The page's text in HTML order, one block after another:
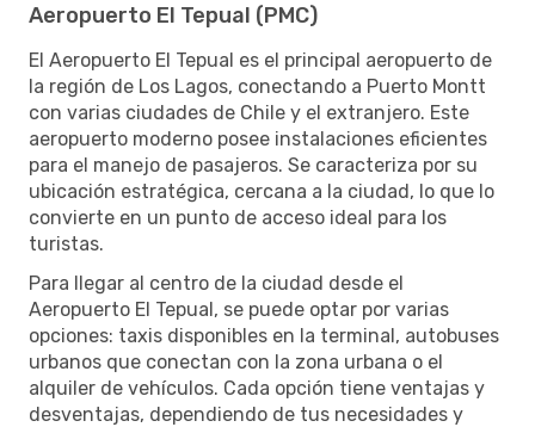
Aeropuerto El Tepual (PMC)
El Aeropuerto El Tepual es el principal aeropuerto de
la región de Los Lagos, conectando a Puerto Montt
con varias ciudades de Chile y el extranjero. Este
aeropuerto moderno posee instalaciones eficientes
para el manejo de pasajeros. Se caracteriza por su
ubicación estratégica, cercana a la ciudad, lo que lo
convierte en un punto de acceso ideal para los
turistas.
Para llegar al centro de la ciudad desde el
Aeropuerto El Tepual, se puede optar por varias
opciones: taxis disponibles en la terminal, autobuses
urbanos que conectan con la zona urbana o el
alquiler de vehículos. Cada opción tiene ventajas y
desventajas, dependiendo de tus necesidades y